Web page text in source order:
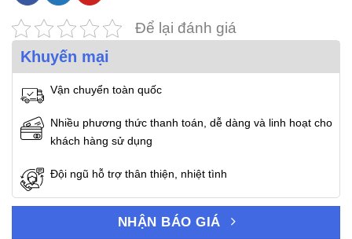
Để lại đánh giá
Khuyến mại
Vận chuyển toàn quốc
Nhiều phương thức thanh toán, dễ dàng và linh hoạt cho
khách hàng sử dụng
Đội ngũ hỗ trợ thân thiện, nhiệt tình
NHẬN BÁO GIÁ